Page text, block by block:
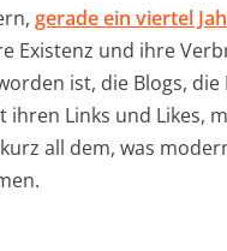
gerade ein viertel
Existenz und ihre
ist, die Blogs, die
ihren Links und Likes,
all dem, was